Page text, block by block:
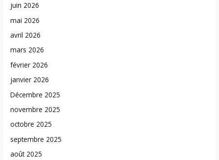
juin 2026
mai 2026
avril 2026
mars 2026
février 2026
janvier 2026
Décembre 2025
novembre 2025
octobre 2025
septembre 2025
août 2025